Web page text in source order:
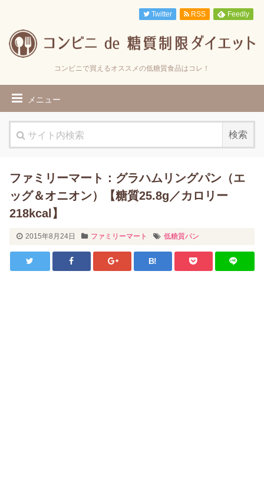
コンビニで買えるオススメの低糖質食品はコレ！
メニュー
Twitter RSS Feedly
ファミリーマート：グラハムリングパン（エ
ッグ＆オニオン）【糖質25.8g／カロリー
218kcal】
2015年8月24日 ファミリーマート 低糖質パン
B!